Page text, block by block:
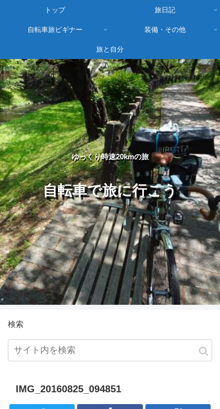
ゆっくり時速20kmの旅
自転車で旅に行こう
トップ 旅日記
自転車旅ビギナー 装備・その他
旅と自分
検索
IMG_20160825_094851